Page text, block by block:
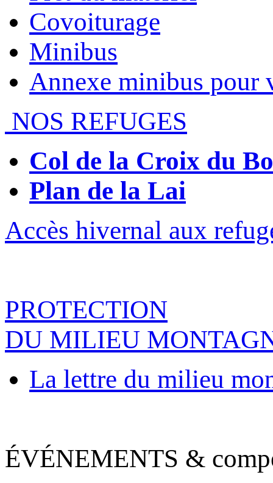
Covoiturage
Minibus
Annexe minibus pour
NOS REFUGES
Col de la Croix du
Plan de la Lai
Accès hivernal aux
PROTECTION
DU MILIEU
La lettre du milieu
ÉVÉNEMENTS &